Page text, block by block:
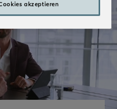
akzeptieren